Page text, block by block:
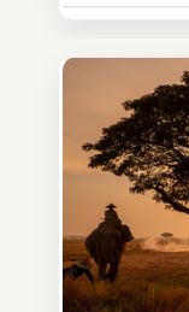
espacio
especial
qué ser
cálido y